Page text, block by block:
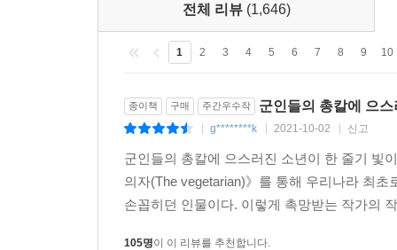
전체 리뷰 (1,646)
1 2 3 4 5 6 7 8 9 10
종이책 구매 주간우수작 군인들의 총칼에 으
g********k 2021-10-02 신고
군인들의 총칼에 으스러진 소년이 한 줄기 빛
의자(The vegetarian)》를 통해 우리나라 최초
손꼽히던 인물이다. 이렇게 촉망받는 작가의
105명이 이 리뷰를 추천합니다.